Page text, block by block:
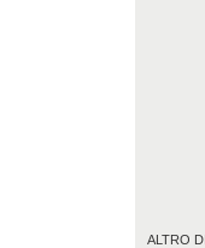
ALTRO DI